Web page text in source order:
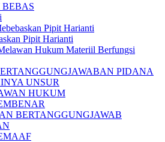
Pipit Harianti
Pipit Harianti
Hukum Materiil Berfungsi
PIDANA
UNSUR
HUKUM
BERTANGGUNGJAWAB